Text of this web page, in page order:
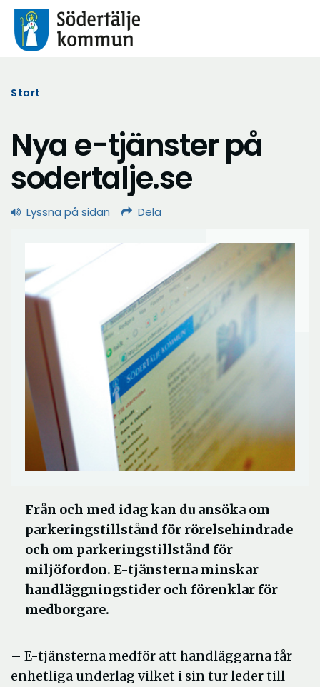
Start
Nya e-tjänster på
sodertalje.se
Lyssna på sidan Dela
Från och med idag kan du ansöka om
parkeringstillstånd för rörelsehindrade
och om parkeringstillstånd för
miljöfordon. E-tjänsterna minskar
handläggningstider och förenklar för
medborgare.
– E-tjänsterna medför att handläggarna får
enhetliga underlag vilket i sin tur leder till